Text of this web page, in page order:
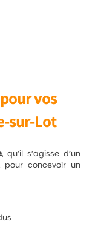
vos
sur-Lot
, qu’il s’agisse d’un
pour concevoir un